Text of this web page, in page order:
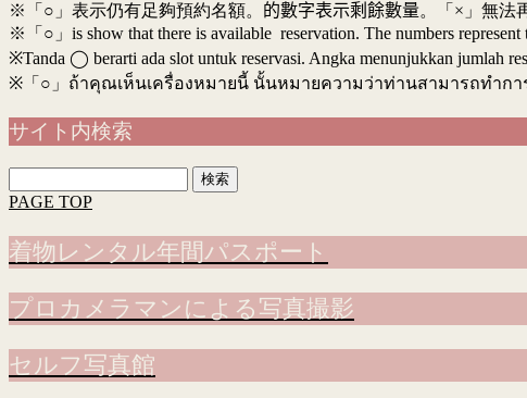
※「○」表示仍有足夠預約名額。 的數字表示剩餘數量。「×」無法
※「○」is show that there is available reservation. The numbers
※Tanda ◯ berarti ada slot untuk reservasi. Angka menunjukkan jumlah
※ 「○」ถ้าคุณเห็นเครื่องหมายนี้ นั้นหมายความว่าท่านสามารถทำ
サイト内検索
索:
PAGE TOP
着物レンタル年間パスポート
プロカメラマンによる写真撮影
セルフ写真館